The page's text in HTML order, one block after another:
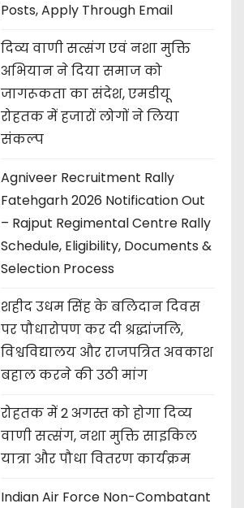
Posts, Apply Through Email
दिव्य वाणी सत्संग एवं नशा मुक्ति
अभियान ने दिया समाज को
जागरूकता का संदेश, एमडीयू
रोहतक में हजारों लोगों ने लिया
संकल्प
Agniveer Recruitment Rally
Fatehgarh 2026 Notification Out
– Rajput Regimental Centre Rally
Schedule, Eligibility, Documents &
Selection Process
शहीद उधम सिंह के बलिदान दिवस
पर पौधारोपण कर दी श्रद्धांजलि,
विश्वविद्यालय और राजपत्रित अवकाश
बहाल करने की उठी मांग
रोहतक में 2 अगस्त को होगा दिव्य
वाणी सत्संग, नशा मुक्ति साइकिल
यात्रा और पौधा वितरण कार्यक्रम
Indian Air Force Non-Combatant